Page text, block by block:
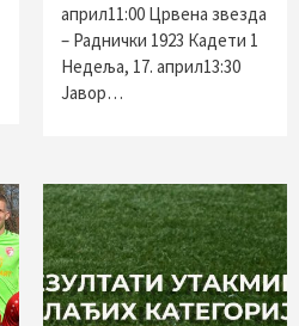
април11:00 Црвена звезда
– Раднички 1923 Кадети 1
Недеља, 17. април13:30
Јавор…